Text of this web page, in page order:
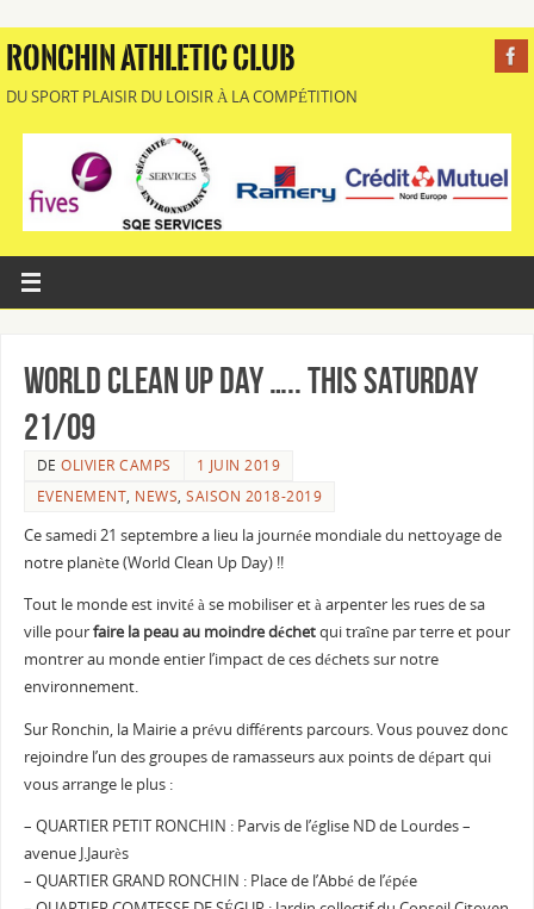
RONCHIN ATHLETIC CLUB
DU SPORT PLAISIR DU LOISIR À LA COMPÉTITION
World Clean Up Day ….. this Saturday
21/09
DEOLIVIER CAMPS
1 JUIN 2019
EVENEMENT, NEWS,SAISON 2018-2019
Ce samedi 21 septembre a lieu la journée mondiale du nettoyage de
notre planète (World Clean Up Day) !!
Tout le monde est invité à se mobiliser et à arpenter les rues de sa
ville pourfaire la peau au moindre déchetqui traîne par terre et pour
montrer au monde entier l’impact de ces déchets sur notre
environnement.
Sur Ronchin, la Mairie a prévu différents parcours. Vous pouvez donc
rejoindre l’un des groupes de ramasseurs aux points de départ qui
vous arrange le plus :
– QUARTIER PETIT RONCHIN : Parvis de l’église ND de Lourdes –
avenue J.Jaurès
– QUARTIER GRAND RONCHIN : Place de l’Abbé de l’épée